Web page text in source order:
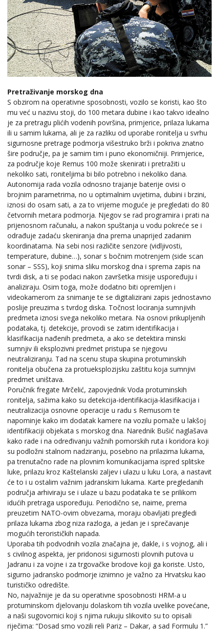
Pretraživanje morskog dna
S obzirom na operativne sposobnosti, vozilo se koristi, kao što
mu već u nazivu stoji, do 100 metara dubine i kao takvo idealno
je za pretragu plićih vodenih površina, primjerice, prilaza lukama
ili u samim lukama, ali je za razliku od uporabe ronitelja u svrhu
sigurnosne pretrage podmorja višestruko brži i pokriva znatno
šire područje, pa je samim tim i puno ekonomičniji. Primjerice,
za područje koje Remus 100 može skenirati i pretražiti u
nekoliko sati, roniteljima bi bilo potrebno i nekoliko dana.
Autonomija rada vozila odnosno trajanje baterije ovisi o
brojnim parametrima, no u optimalnim uvjetima, dubini i brzini,
iznosi do osam sati, a za to vrijeme moguće je pregledati do 80
četvornih metara podmorja. Njegov se rad programira i prati na
prijenosnom računalu, a nakon spuštanja u vodu pokreće se i
odrađuje zadaću skeniranja dna prema unaprijed zadanim
koordinatama. Na sebi nosi različite senzore (vidljivosti,
temperature, dubine…), sonar s bočnim motrenjem (side scan
sonar – SSS), koji snima sliku morskog dna i sprema zapis na
tvrdi disk, a ti se podaci nakon završetka misije uspoređuju i
analiziraju. Osim toga, može dodatno biti opremljen i
videokamerom za snimanje te se digitalizirani zapis jednostavno
poslije preuzima s tvrdog diska. Točnost lociranja sumnjivih
predmeta iznosi svega nekoliko metara. Na osnovi prikupljenih
podataka, tj. detekcije, provodi se zatim identifikacija i
klasifikacija nađenih predmeta, a ako se detektira minski
sumnjiv ili eksplozivni predmet pristupa se njegovu
neutraliziranju. Tad na scenu stupa skupina protuminskih
ronitelja obučena za protueksplozijsku zaštitu koja sumnjivi
predmet uništava.
Poručnik fregate Mrčelić, zapovjednik Voda protuminskih
ronitelja, sažima kako su detekcija-identifikacija-klasifikacija i
neutralizacija osnovne operacije u radu s Remusom te
napominje kako im dodatak kamere na vozilu pomaže u lakšoj
identifikaciji objekata s morskog dna. Narednik Bušić naglašava
kako rade i na određivanju važnih pomorskih ruta i koridora koji
su podložni stalnom nadziranju, posebno na prilazima lukama,
pa trenutačno rade na plovnim komunikacijama ispred splitske
luke, prilazu kroz Kaštelanski zaljev i ulazu u luku Lora, a nastavit
će to i u ostalim važnim jadranskim lukama. Karte pregledanih
područja arhiviraju se i ulaze u bazu podataka te se prilikom
idućih pretraga uspoređuju. Periodično se, naime, prema
preuzetim NATO-ovim obvezama, moraju obavljati pregledi
prilaza lukama zbog niza razloga, a jedan je i sprečavanje
mogućih terorističkih napada.
Uporaba tih podvodnih vozila značajna je, dakle, i s vojnog, ali i
s civilnog aspekta, jer pridonosi sigurnosti plovnih putova u
Jadranu i za vojne i za trgovačke brodove koji ga koriste. Usto,
sigurno jadransko podmorje iznimno je važno za Hrvatsku kao
turističko odredište.
No, najvažnije je da su operativne sposobnosti HRM-a u
protuminskom djelovanju dolaskom tih vozila uvelike povećane,
a naši sugovornici koji s njima rukuju slikovito su to opisali
riječima: “Dosad smo vozili reli Pariz – Dakar, a sad Formulu 1.”